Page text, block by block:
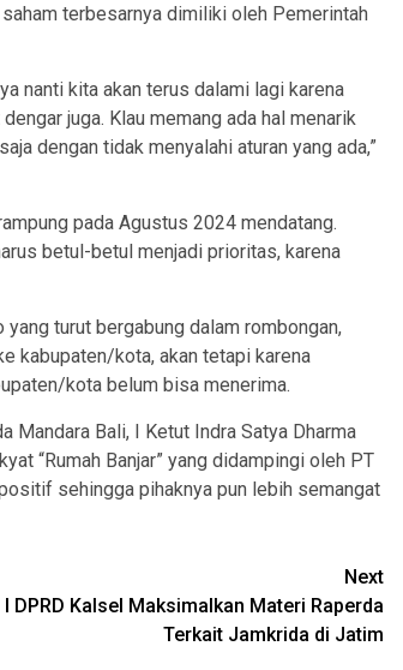
terbesarnya dimiliki oleh Pemerintah
nanti kita akan terus dalami lagi karena
juga. Klau memang ada hal menarik
dengan tidak menyalahi aturan yang ada,”
pada Agustus 2024 mendatang.
betul-betul menjadi prioritas, karena
turut bergabung dalam rombongan,
kabupaten/kota, akan tetapi karena
kota belum bisa menerima.
Mandara Bali, I Ketut Indra Satya Dharma
“Rumah Banjar” yang didampingi oleh PT
sehingga pihaknya pun lebih semangat
Next
DPRD Kalsel Maksimalkan Materi Raperda
Terkait Jamkrida di Jatim